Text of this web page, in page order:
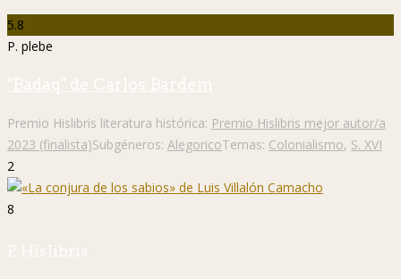
5.8
P. plebe
"Badaq" de Carlos Bardem
Premio Hislibris literatura histórica: Premio Hislibris mejor autor/a
2023 (finalista)Subgéneros: AlegoricoTemas: Colonialismo, S. XVI
2
8
P. Hislibris